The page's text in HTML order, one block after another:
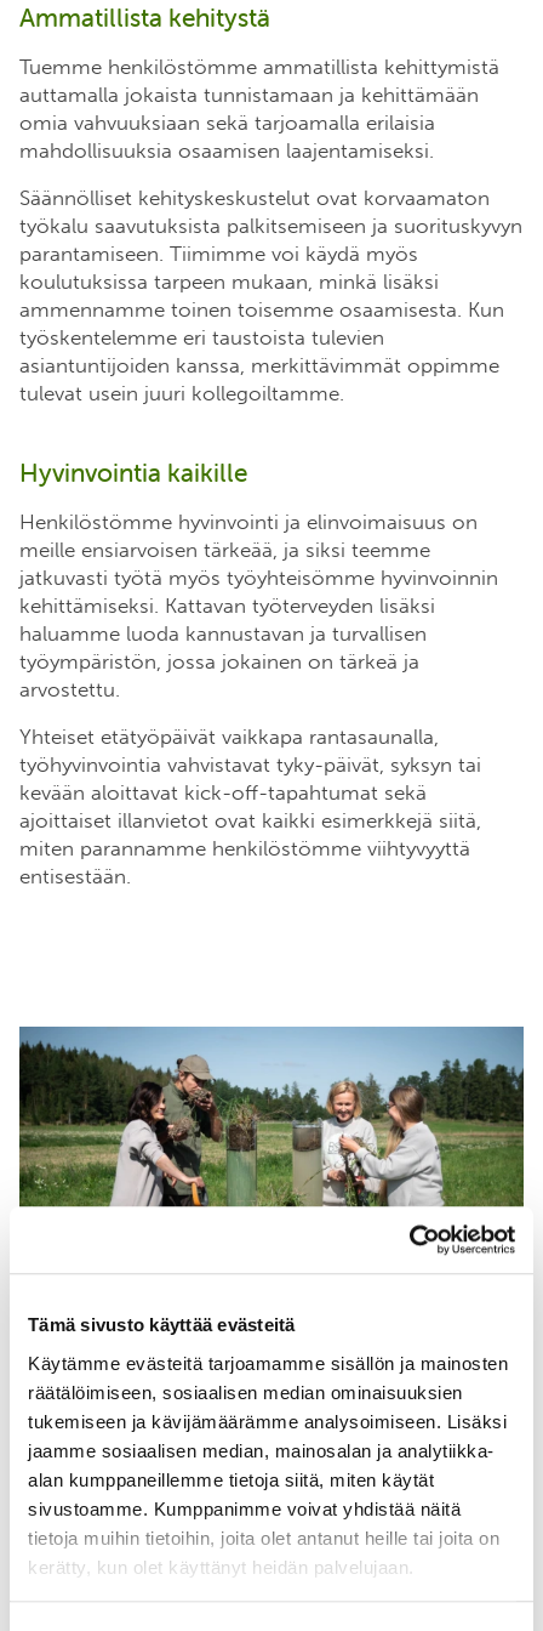
Tämä sivusto käyttää evästeitä
Käytämme evästeitä tarjoamamme sisällön ja mainosten
räätälöimiseen, sosiaalisen median ominaisuuksien
tukemiseen ja kävijämäärämme analysoimiseen. Lisäksi
jaamme sosiaalisen median, mainosalan ja analytiikka-
alan kumppaneillemme tietoja siitä, miten käytät
sivustoamme. Kumppanimme voivat yhdistää näitä
tietoja muihin tietoihin, joita olet antanut heille tai joita on
kerätty, kun olet käyttänyt heidän palvelujaan.
Ammatillista kehitystä
Tuemme henkilöstömme ammatillista kehittymistä
auttamalla jokaista tunnistamaan ja kehittämään
omia vahvuuksiaan sekä tarjoamalla erilaisia
mahdollisuuksia osaamisen laajentamiseksi.
Säännölliset kehityskeskustelut ovat korvaamaton
työkalu saavutuksista palkitsemiseen ja suorituskyvyn
parantamiseen. Tiimimme voi käydä myös
koulutuksissa tarpeen mukaan, minkä lisäksi
ammennamme toinen toisemme osaamisesta. Kun
työskentelemme eri taustoista tulevien
asiantuntijoiden kanssa, merkittävimmät oppimme
tulevat usein juuri kollegoiltamme.
Hyvinvointia kaikille
Henkilöstömme hyvinvointi ja elinvoimaisuus on
meille ensiarvoisen tärkeää, ja siksi teemme
jatkuvasti työtä myös työyhteisömme hyvinvoinnin
kehittämiseksi. Kattavan työterveyden lisäksi
haluamme luoda kannustavan ja turvallisen
työympäristön, jossa jokainen on tärkeä ja
arvostettu.
Yhteiset etätyöpäivät vaikkapa rantasaunalla,
työhyvinvointia vahvistavat tyky-päivät, syksyn tai
kevään aloittavat kick-off-tapahtumat sekä
ajoittaiset illanvietot ovat kaikki esimerkkejä siitä,
miten parannamme henkilöstömme viihtyvyyttä
entisestään.
”
Parasta harjoittelussa on ollut se,
että olen päässyt tekemään tärkeää